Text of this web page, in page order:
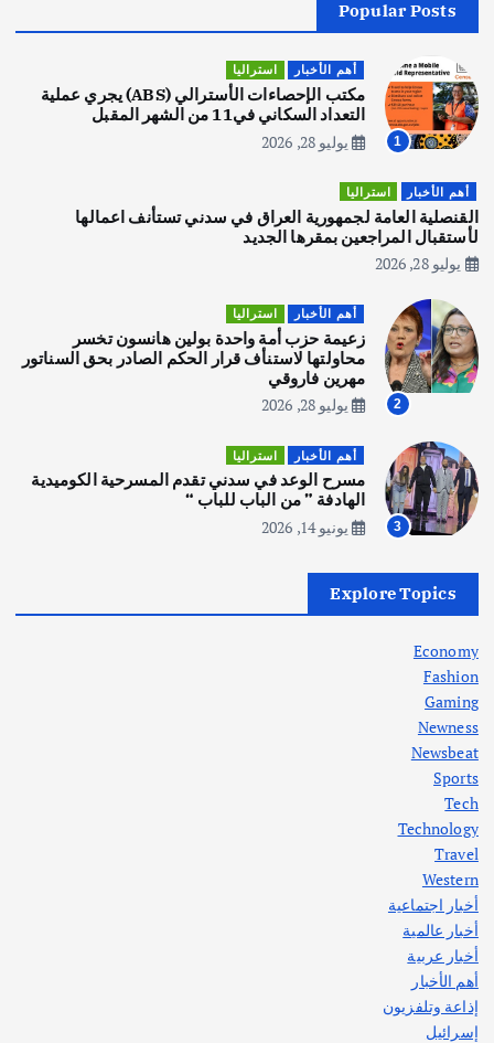
2
اصبح بطلاً لأستراليا بلعبة كمال الاجسام
يوليو 30, 2026
3
يوليو 30, 2026
4
المقبل
يوليو 28, 2026
أهم الأخبار ثقافة وفنون
انطلاق ورشة التمثيل في مدينة كلباء الاماراتية
أغسطس 5, 2026
في جذور المشكلة وحلولها المستدامة
أهم الأخبار
اختتام ورشة السينوغرافيا في مدينة كلباء الاماراتية
أغسطس 3, 2026
Popular Posts
1
أهم الأخبار استراليا
مكتب الإحصاءات الأسترالي (ABS) يجري عملية
التعداد السكاني في11 من الشهر المقبل
يوليو 28, 2026
أهم الأخبار استراليا
القنصلية العامة لجمهورية العراق في سدني تستأنف اعمالها
لأستقبال المراجعين بمقرها الجديد
يوليو 28, 2026
2
أهم الأخبار استراليا
زعيمة حزب أمة واحدة بولين هانسون تخسر
محاولتها لاستنأف قرار الحكم الصادر بحق السناتور
مهرين فاروقي
يوليو 28, 2026
3
أهم الأخبار استراليا
مسرح الوعد في سدني تقدم المسرحية الكوميدية
الهادفة ” من الباب للباب “
يونيو 14, 2026
Explore Topics
Economy
Fashion
Gaming
Newness
Newsbeat
Sports
Tech
Technology
Travel
Western
أخبار اجتماعية
أخبار عالمية
أخبار عربية
أهم الأخبار
إذاعة وتلفزيون
إسرائيل